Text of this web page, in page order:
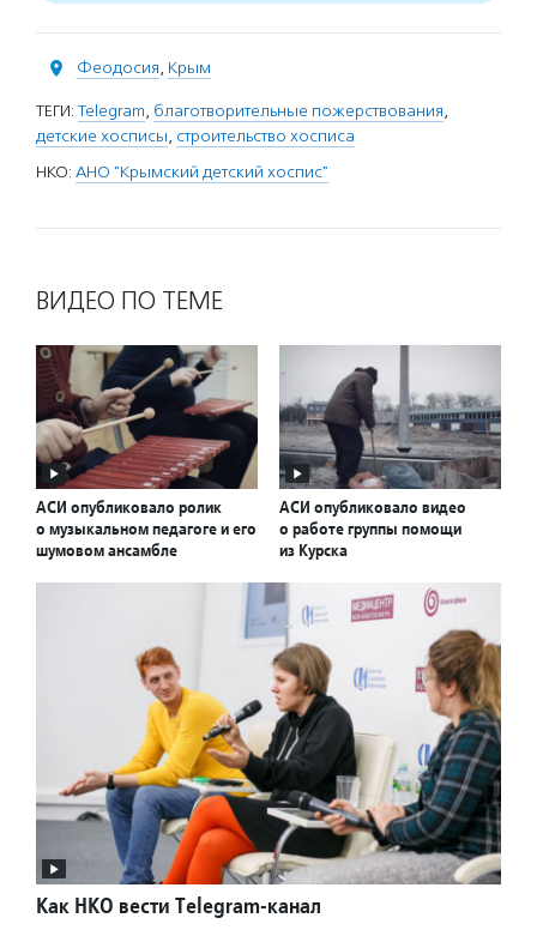
Феодосия, Крым
ТЕГИ: Telegram, благотворительные пожерствования,
детские хосписы, строительство хосписа
НКО: АНО "Крымский детский хоспис"
ВИДЕО ПО ТЕМЕ
АСИ опубликовало ролик
о музыкальном педагоге и его
шумовом ансамбле
АСИ опубликовало видео
о работе группы помощи
из Курска
Как НКО вести Telegram-канал